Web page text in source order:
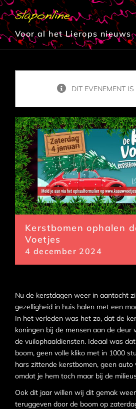
Ga
naar
inhoud
Voor al het Lierops nieuws
DIT EVENEMENT
Kerstbomen ophalen
Voetjes
4 december 2024
Nu de kerstdagen weer in aantocht
gezelligheid in huis halen met een
In het verleden was het zo, dat de
koningen bij de mensen aan de deur
de vuilophaaldiensten. Ideaal was
boom, geen volle kliko met in 1000
hars zittende kerstbomen, geen auto
omdat je hem toch maar bij de
Ook dit jaar willen wij dit gemak
teruggeven door de boom op